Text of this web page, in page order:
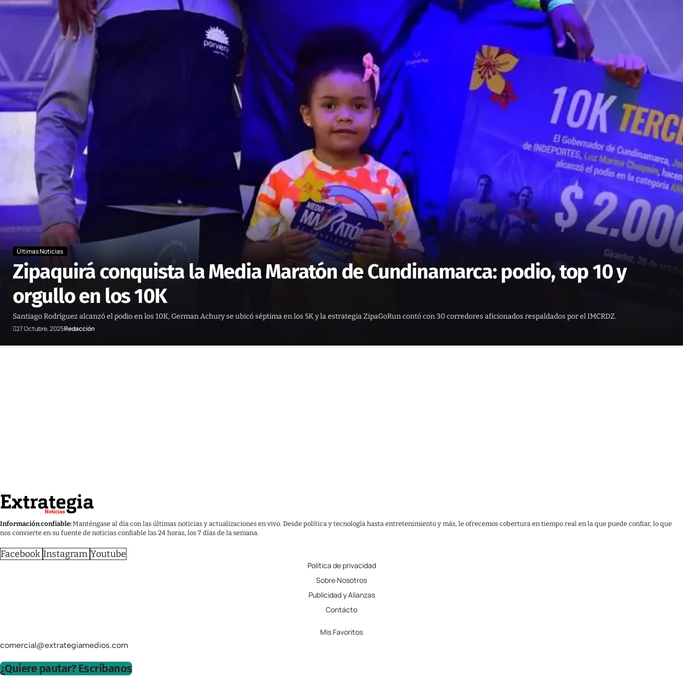
Últimas Noticias
Zipaquirá conquista la Media Maratón de Cundinamarca: podio, top 10 y
orgullo en los 10K
Santiago Rodríguez alcanzó el podio en los 10K, German Achury se ubicó séptima en los 5K y la estrategia ZipaGoRun contó con 30 corredores aficionados respaldados por el IMCRDZ.
27 Octubre, 2025Redacción
Información confiable:Manténgase al día con las últimas noticias y actualizaciones en vivo. Desde política y tecnología hasta entretenimiento y más, le ofrecemos cobertura en tiempo real en la que puede confiar, lo que
nos convierte en su fuente de noticias confiable las 24 horas, los 7 días de la semana.
Facebook Instagram Youtube
Política de privacidad
Sobre Nosotros
Publicidad y Alianzas
Contácto
Mis Favoritos
comercial@extrategiamedios.com
¿Quiere pautar? Escríbanos